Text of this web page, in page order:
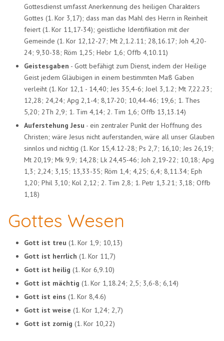
Gottesdienst umfasst Anerkennung des heiligen Charakters
Gottes (1. Kor 3,17); dass man das Mahl des Herrn in Reinheit
feiert (1. Kor 11,17-34); geistliche Identifikation mit der
Gemeinde (1. Kor 12,12-27; Mt 2,1.2.11; 28,16.17; Joh 4,20-
24; 9,30-38; Röm 1,25; Hebr 1,6; Offb 4,10.11)
Geistesgaben - Gott befähigt zum Dienst, indem der Heilige
Geist jedem Gläubigen in einem bestimmten Maß Gaben
verleiht (1. Kor 12,1 - 14,40; Jes 35,4-6; Joel 3,1.2; Mt 7,22.23;
12,28; 24,24; Apg 2,1-4; 8,17-20; 10,44-46; 19,6; 1. Thes
5,20; 2Th 2,9; 1. Tim 4,14; 2. Tim 1,6; Offb 13,13.14)
Auferstehung Jesu - ein zentraler Punkt der Hoffnung des
Christen; wäre Jesus nicht auferstanden, wäre all unser Glauben
sinnlos und nichtig (1. Kor 15,4.12-28; Ps 2,7; 16,10; Jes 26,19;
Mt 20,19; Mk 9,9; 14,28; Lk 24,45-46; Joh 2,19-22; 10,18; Apg
1,3; 2,24; 3,15; 13,33-35; Röm 1,4; 4,25; 6,4; 8,11.34; Eph
1,20; Phil 3,10; Kol 2,12; 2. Tim 2,8; 1. Petr 1,3.21; 3,18; Offb
1,18)
Gottes Wesen
Gott ist treu (1. Kor 1,9; 10,13)
Gott ist herrlich(1. Kor 11,7)
Gott ist heilig (1. Kor 6,9.10)
Gott ist mächtig (1. Kor 1,18.24; 2,5; 3,6-8; 6,14)
Gott ist eins (1. Kor 8,4.6)
Gott ist weise (1. Kor 1,24; 2,7)
Gott ist zornig (1. Kor 10,22)